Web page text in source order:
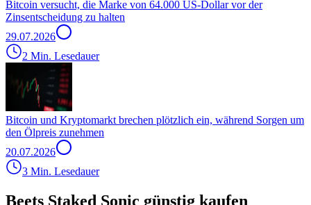
Bitcoin versucht, die Marke von 64.000 US-Dollar vor der
Zinsentscheidung zu halten
29.07.2026
2 Min. Lesedauer
Bitcoin und Kryptomarkt brechen plötzlich ein, während Sorgen um
den Ölpreis zunehmen
20.07.2026
3 Min. Lesedauer
Beets Staked Sonic günstig kaufen